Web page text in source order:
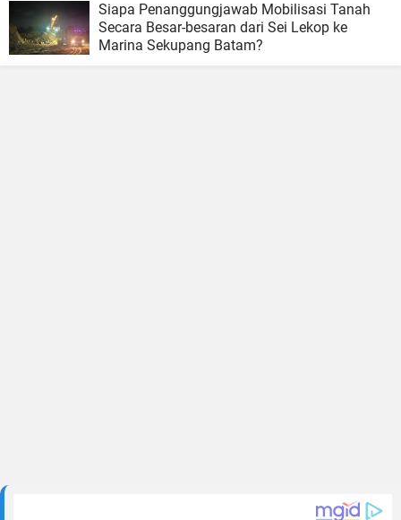
Siapa Penanggungjawab Mobilisasi Tanah
Secara Besar-besaran dari Sei Lekop ke
Marina Sekupang Batam?